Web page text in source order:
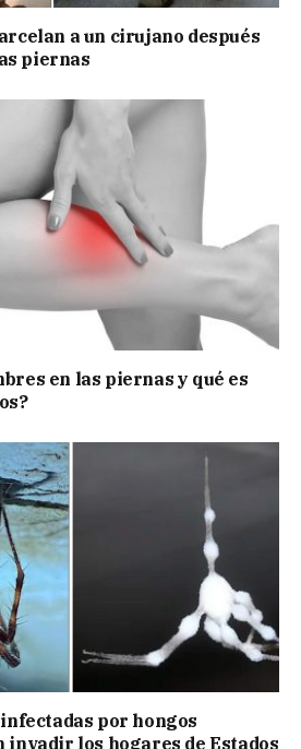
a un cirujano después
piernas
en las piernas y qué es
infectadas por hongos
los hogares de Estados